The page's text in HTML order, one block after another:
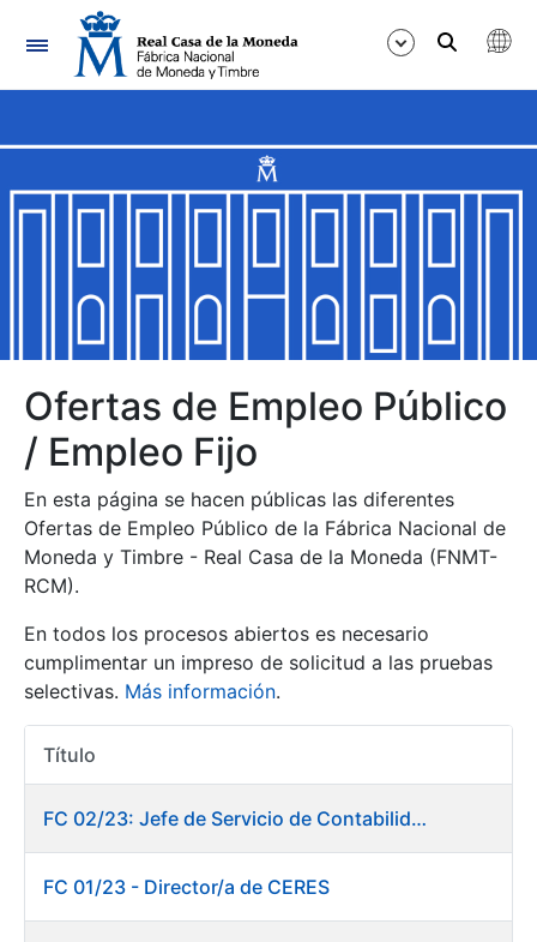
Navegación
Mostrar/Ocultar
Mostrar/Ocultar
Mostrar/Ocultar
Mostrar/Ocultar
Mostrar/Ocultar
Mostrar/Ocultar
Mostrar/Ocultar
Ofertas de Empleo Público
/ Empleo Fijo
En esta página se hacen públicas las diferentes
Ofertas de Empleo Público de la Fábrica Nacional de
Moneda y Timbre - Real Casa de la Moneda (FNMT-
RCM).
En todos los procesos abiertos es necesario
cumplimentar un impreso de solicitud a las pruebas
selectivas. Más información.
Título
FC 02/23: Jefe de Servicio de Contabilidad
FC 01/23 - Director/a de CERES